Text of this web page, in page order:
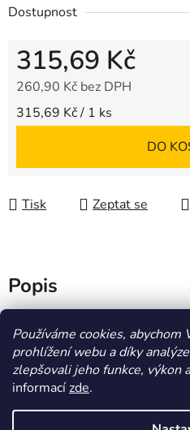
Používáme cookies,
prohlížení webu a díky
zlepšovali jeho funkce, výkon
informacízde.
Dostupnost
315,69 Kč
260,90 Kč bez DPH
Měrná cena:
315,69 Kč / 1 ks
DO
Tisk Zeptat se
Popis
Diskuze
HOMOLA-shop.cz ZDE